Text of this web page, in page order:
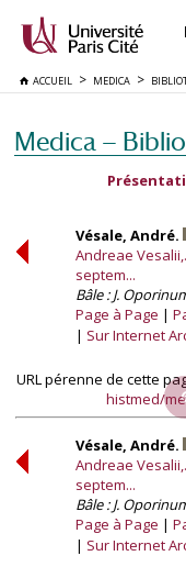
ACCUEIL MEDICA
Medica —
Vésale, André.
Andreae
septem...
Bâle : J.
Page à Page
Sur Internet
URL pérenne de cette
histmed/
Vésale, André.
Andreae
septem...
Bâle : J.
Page à Page
Sur Internet